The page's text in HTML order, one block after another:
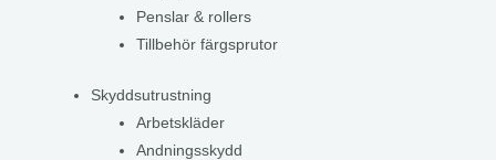
Penslar & rollers
Tillbehör färgsprutor
Skyddsutrustning
Arbetskläder
Andningsskydd